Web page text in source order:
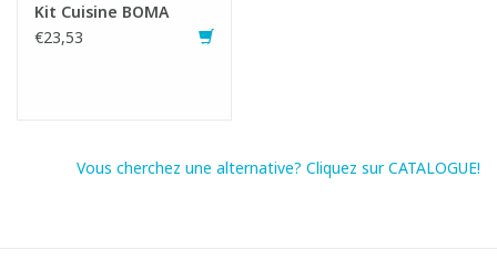
Kit Cuisine BOMA
€23,53
Vous cherchez une alternative? Cliquez sur CATALOGUE!